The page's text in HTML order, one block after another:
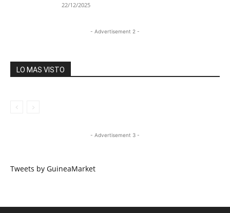
22/12/2025
- Advertisement 2 -
LO MAS VISTO
- Advertisement 3 -
Tweets by GuineaMarket